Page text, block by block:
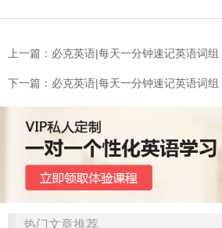
上一篇：必克英语|每天一分钟速记英语词
下一篇：必克英语|每天一分钟速记英语词
热门文章推荐